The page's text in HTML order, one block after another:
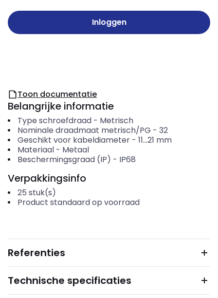
Inloggen
Toon documentatie
Belangrijke informatie
Type schroefdraad- Metrisch
Nominale draadmaat metrisch/PG - 32
Geschikt voor kabeldiameter- 11...21 mm
Materiaal- Metaal
Beschermingsgraad (IP) - IP68
Verpakkingsinfo
25 stuk(s)
Product standaard op voorraad
Referenties
Technische specificaties